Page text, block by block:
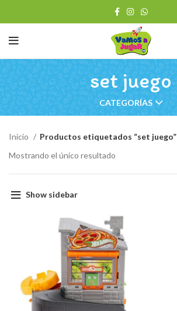
set juego
CATEGORÍAS
Inicio
Productos etiquetados “set juego”
Mostrando el único resultado
Show sidebar